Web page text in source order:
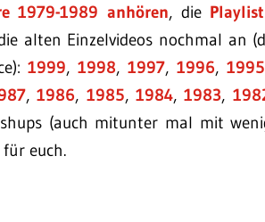
1979-1989 anhören, die
alten Einzelvideos nochmal an
1999,1998,1997,1996,1995
,1986, 1985,1984,1983,
(auch mitunter mal mit
für euch.